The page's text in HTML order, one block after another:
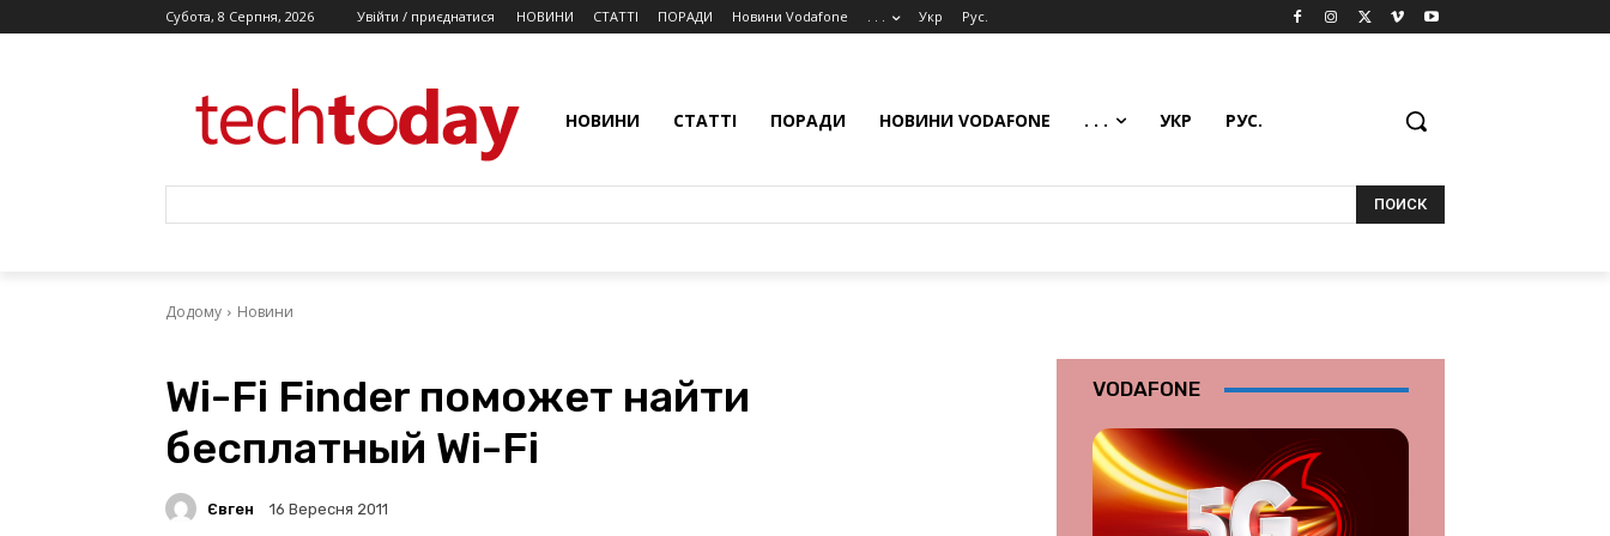
Субота, 8 Серпня, 2026 Увійти / приєднатися НОВИНИ СТАТТІ ПОРАДИ Новини Vodafone . . . Укр Рус.
НОВИНИ СТАТТІ ПОРАДИ НОВИНИ VODAFONE . . . УКР РУС.
ПОИСК
Додому Новини
Wi-Fi Finder поможет найти
бесплатный Wi-Fi
Євген 16 Вересня 2011
VODAFONE